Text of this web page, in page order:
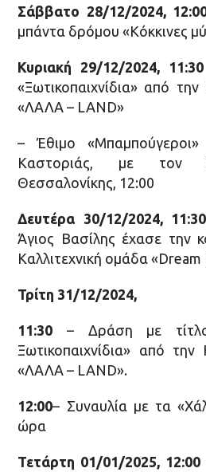
Σάββατο 28/12/2024,
μπάντα δρόμου «Κόκκινες
Κυριακή 29/12/2024, 11:30
«Ξωτικοπαιχνίδια» από
«ΛΑΛΑ – LAND»
– Έθιμο
Καστοριάς, με τον
Θεσσαλονίκης, 12:00
Δευτέρα 30/12/2024, 11:30
Άγιος Βασίλης έχασε την
Καλλιτεχνική ομάδα
Τρίτη 31/12/2024,
11:30– Δράση με τίτλο
Ξωτικοπαιχνίδια» από την
«ΛΑΛΑ – LAND».
12:00– Συναυλία με τα
ώρα
Τετάρτη 01/01/2025, 12:00